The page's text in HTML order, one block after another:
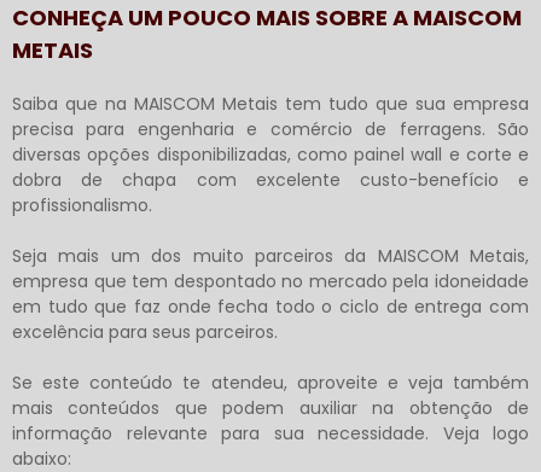
CONHEÇA UM POUCO MAIS SOBRE A MAISCOM
METAIS
Saiba que na MAISCOM Metais tem tudo que sua empresa
precisa para engenharia e comércio de ferragens. São
diversas opções disponibilizadas, como painel wall e corte e
dobra de chapa com excelente custo-benefício e
profissionalismo.
Seja mais um dos muito parceiros da MAISCOM Metais,
empresa que tem despontado no mercado pela idoneidade
em tudo que faz onde fecha todo o ciclo de entrega com
excelência para seus parceiros.
Se este conteúdo te atendeu, aproveite e veja também
mais conteúdos que podem auxiliar na obtenção de
informação relevante para sua necessidade. Veja logo
abaixo: